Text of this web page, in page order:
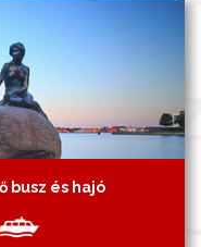
busz és hajó